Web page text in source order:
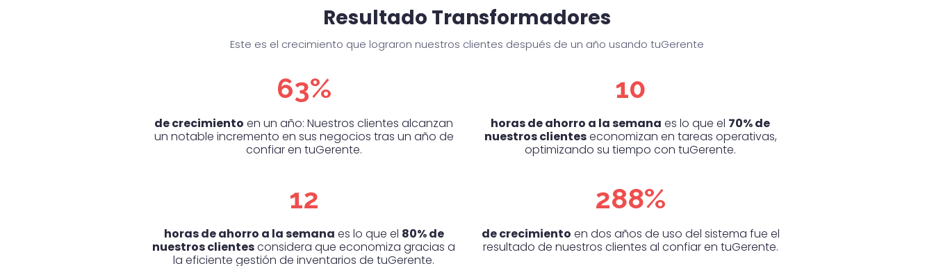
Resultado Transformadores
Este es el crecimiento que lograron nuestros clientes después de un año usando tuGerente
63%
de crecimiento en un año: Nuestros clientes alcanzan
un notable incremento en sus negocios tras un año de
confiar en tuGerente.
10
horas de ahorro a la semana es lo que el 70% de
nuestros clienteseconomizan en tareas operativas,
optimizando su tiempo con tuGerente.
12
horas de ahorro a la semana es lo que el 80% de
nuestros clientesconsidera que economiza gracias a
la eficiente gestión de inventarios de tuGerente.
288%
de crecimiento en dos años de uso del sistema fue el
resultado de nuestros clientes al confiar en tuGerente.